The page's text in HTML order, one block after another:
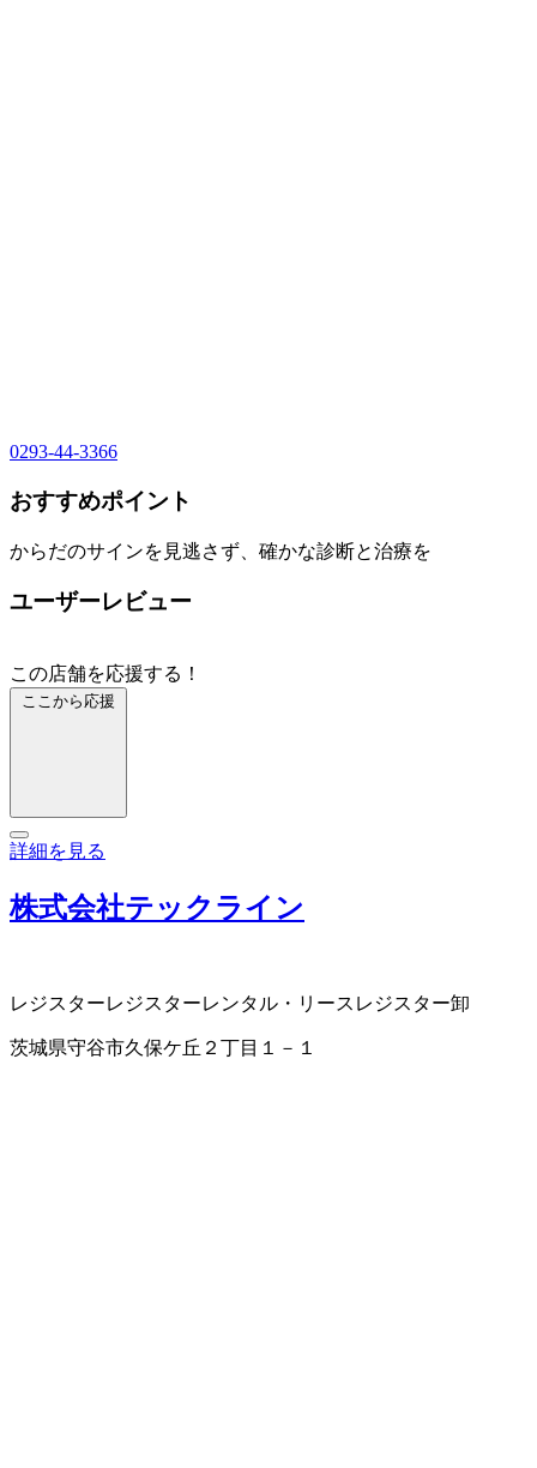
0293-44-3366
おすすめポイント
からだのサインを見逃さず、確かな診断と治療を
ユーザーレビュー
この店舗を応援する！
ここから応援
詳細を見る
株式会社テックライン
レジスターレジスターレンタル・リース レジスター卸
茨城県守谷市久保ケ丘２丁目１－１